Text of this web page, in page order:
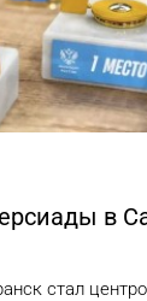
в
стал